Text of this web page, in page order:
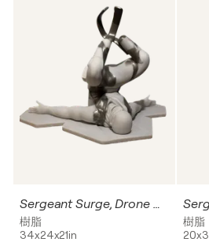
Sergeant Surge, Drone Cage
樹脂
34x24x21in
樹脂